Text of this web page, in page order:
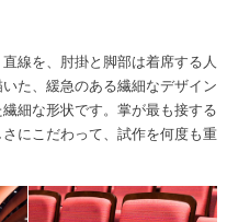
線を、肘掛と脚部は着席する人
た、緩急のある繊細なデザイン
細な形状です。掌が最も接する
にこだわって、試作を何度も重